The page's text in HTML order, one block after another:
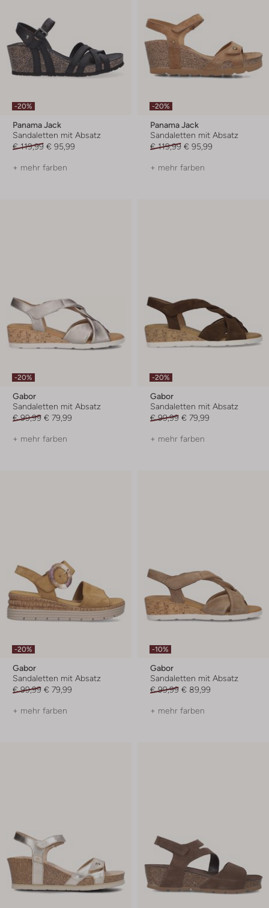
-20%
Panama Jack
Sandaletten mit Absatz
€ 119,99 € 95,99
+ mehr farben
-20%
Panama Jack
Sandaletten mit Absatz
€ 119,99 € 95,99
+ mehr farben
-20%
Gabor
Sandaletten mit Absatz
€ 99,99 € 79,99
+ mehr farben
-20%
Gabor
Sandaletten mit Absatz
€ 99,99 € 79,99
+ mehr farben
-20%
Gabor
Sandaletten mit Absatz
€ 99,99 € 79,99
+ mehr farben
-10%
Gabor
Sandaletten mit Absatz
€ 99,99 € 89,99
+ mehr farben